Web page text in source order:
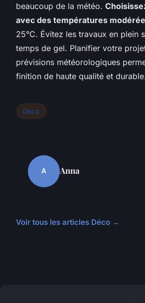
beaucoup de la météo.
avec des températures
25°C. Évitez les travaux en plein
temps de gel. Planifier votre
prévisions météorologiques
finition de haute qualité et
Déco
A Anna
Voir tous les articles Déco →